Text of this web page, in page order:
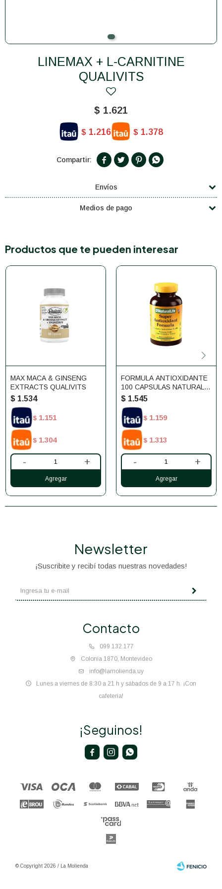
LINEMAX + L-CARNITINE
QUALIVITS
$ 1.621
$ 1.216 $ 1.378
   
Envíos
Medios de pago
Productos que te pueden interesar
MAX MACA & GINSENG
EXTRACTS QUALIVITS
$ 1.534
$ 1.151
$ 1.304
- +
FORMULA ANTIOXIDANTE
100 CAPSULAS NATURAL
LIFE
$ 1.545
$ 1.159
$ 1.313
- +
Contacto
099 132 177
Colonia 1870, Montevideo
info@lamolienda.uy
Lunes a viernes de 8:30 a 21 h y sábados de 9 a 17 h. ¡Con
cafetería!
Newsletter
¡Suscribite y recibí todas nuestras novedades!
¡Seguinos!
  
© Copyright 2026 / La Molienda